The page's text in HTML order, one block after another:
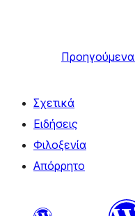
Προηγούμενα
Σχετικά
Ειδήσεις
Φιλοξενία
Απόρρητο